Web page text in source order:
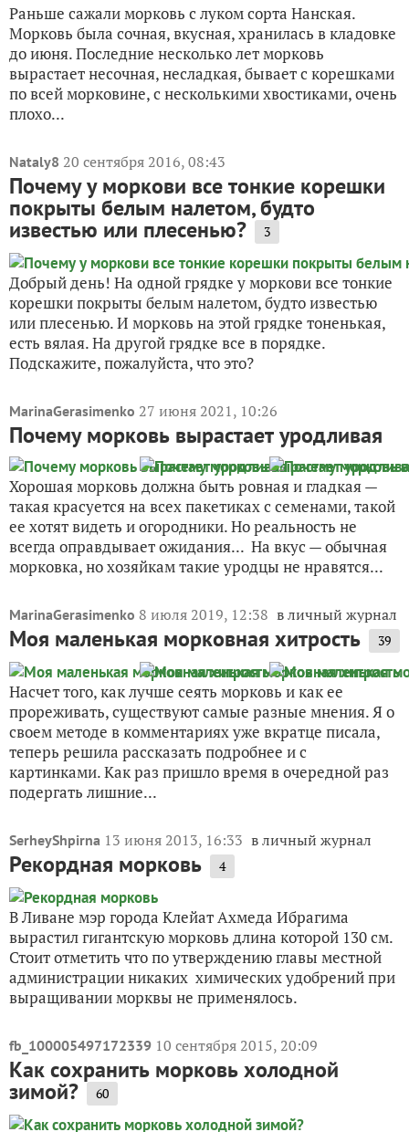
Раньше сажали морковь с луком сорта Нанская.
Морковь была сочная, вкусная, хранилась в кладовке
до июня. Последние несколько лет морковь
вырастает несочная, несладкая, бывает с корешками
по всей морковине, с несколькими хвостиками, очень
плохо...
Nataly8 20 сентября 2016, 08:43
Почему у моркови все тонкие корешки
покрыты белым налетом, будто
известью или плесенью? 3
Добрый день! На одной грядке у моркови все тонкие
корешки покрыты белым налетом, будто известью
или плесенью. И морковь на этой грядке тоненькая,
есть вялая. На другой грядке все в порядке.
Подскажите, пожалуйста, что это?
MarinaGerasimenko 27 июня 2021, 10:26
Почему морковь вырастает уродливая
Хорошая морковь должна быть ровная и гладкая —
такая красуется на всех пакетиках с семенами, такой
ее хотят видеть и огородники. Но реальность не
всегда оправдывает ожидания... На вкус — обычная
морковка, но хозяйкам такие уродцы не нравятся...
MarinaGerasimenko 8 июля 2019, 12:38 в личный журнал
Моя маленькая морковная хитрость 39
Насчет того, как лучше сеять морковь и как ее
прореживать, существуют самые разные мнения. Я о
своем методе в комментариях уже вкратце писала,
теперь решила рассказать подробнее и с
картинками. Как раз пришло время в очередной раз
подергать лишние...
SerheyShpirna 13 июня 2013, 16:33 в личный журнал
Рекордная морковь 4
В Ливане мэр города Клейат Ахмеда Ибрагима
вырастил гигантскую морковь длина которой 130 см.
Стоит отметить что по утверждению главы местной
администрации никаких химических удобрений при
выращивании морквы не применялось.
fb_100005497172339 10 сентября 2015, 20:09
Как сохранить морковь холодной
зимой? 60